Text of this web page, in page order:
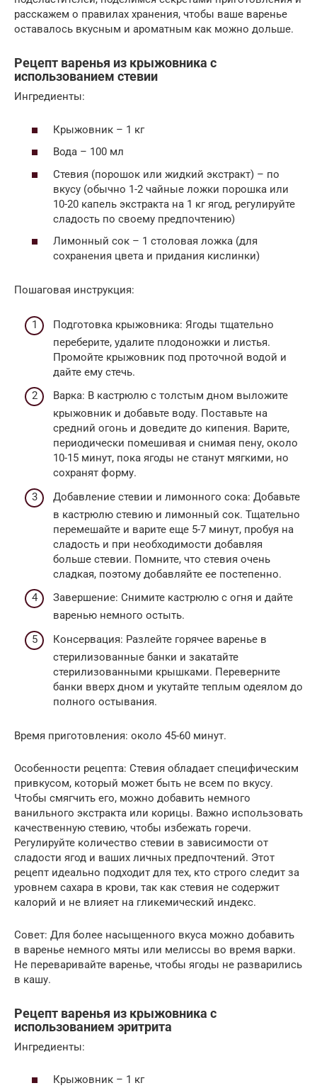
расскажем о правилах хранения, чтобы ваше варенье
оставалось вкусным и ароматным как можно дольше.
Рецепт варенья из крыжовника с
использованием стевии
Ингредиенты:
Крыжовник – 1 кг
Вода – 100 мл
Стевия (порошок или жидкий экстракт) – по
вкусу (обычно 1-2 чайные ложки порошка или
10-20 капель экстракта на 1 кг ягод, регулируйте
сладость по своему предпочтению)
Лимонный сок – 1 столовая ложка (для
сохранения цвета и придания кислинки)
Пошаговая инструкция:
Подготовка крыжовника: Ягоды тщательно
переберите, удалите плодоножки и листья.
Промойте крыжовник под проточной водой и
дайте ему стечь.
Варка: В кастрюлю с толстым дном выложите
крыжовник и добавьте воду. Поставьте на
средний огонь и доведите до кипения. Варите,
периодически помешивая и снимая пену, около
10-15 минут, пока ягоды не станут мягкими, но
сохранят форму.
Добавление стевии и лимонного сока: Добавьте
в кастрюлю стевию и лимонный сок. Тщательно
перемешайте и варите еще 5-7 минут, пробуя на
сладость и при необходимости добавляя
больше стевии. Помните, что стевия очень
сладкая, поэтому добавляйте ее постепенно.
Завершение: Снимите кастрюлю с огня и дайте
варенью немного остыть.
Консервация: Разлейте горячее варенье в
стерилизованные банки и закатайте
стерилизованными крышками. Переверните
банки вверх дном и укутайте теплым одеялом до
полного остывания.
Время приготовления: около 45-60 минут.
Особенности рецепта: Стевия обладает специфическим
привкусом, который может быть не всем по вкусу.
Чтобы смягчить его, можно добавить немного
ванильного экстракта или корицы. Важно использовать
качественную стевию, чтобы избежать горечи.
Регулируйте количество стевии в зависимости от
сладости ягод и ваших личных предпочтений. Этот
рецепт идеально подходит для тех, кто строго следит за
уровнем сахара в крови, так как стевия не содержит
калорий и не влияет на гликемический индекс.
Совет: Для более насыщенного вкуса можно добавить
в варенье немного мяты или мелиссы во время варки.
Не переваривайте варенье, чтобы ягоды не разварились
в кашу.
Рецепт варенья из крыжовника с
использованием эритрита
Ингредиенты:
Крыжовник – 1 кг